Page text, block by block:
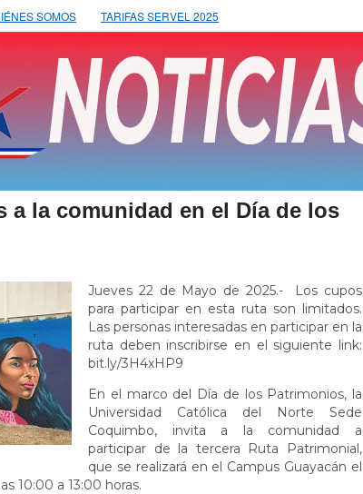
SOMOS TARIFAS SERVEL 2025
a la comunidad en el Día de los
Jueves 22 de Mayo de 2025.- Los cupos
para participar en esta ruta son limitados.
Las personas interesadas en participar en la
ruta deben inscribirse en el siguiente link:
bit.ly/3H4xHP9
En el marco del Día de los Patrimonios, la
Universidad Católica del Norte Sede
Coquimbo, invita a la comunidad a
participar de la tercera Ruta Patrimonial,
que se realizará en el Campus Guayacán el
10:00 a 13:00 horas.